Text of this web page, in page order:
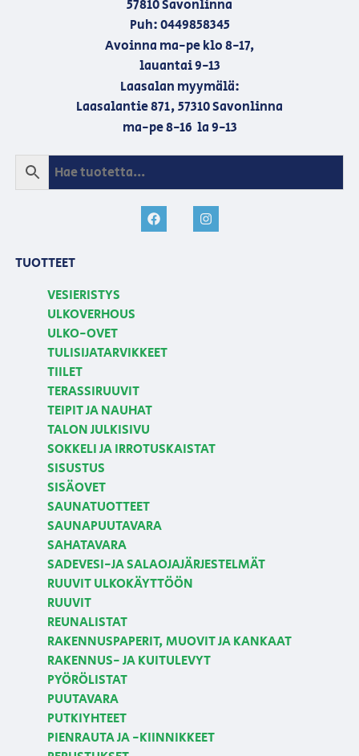
57810 Savonlinna
Puh: 0449858345
Avoinna ma-pe klo 8-17,
lauantai 9-13
Laasalan myymälä:
Laasalantie 871, 57310 Savonlinna
ma-pe 8-16 la 9-13
TUOTTEET
VESIERISTYS
ULKOVERHOUS
ULKO-OVET
TULISIJATARVIKKEET
TIILET
TERASSIRUUVIT
TEIPIT JA NAUHAT
TALON JULKISIVU
SOKKELI JA IRROTUSKAISTAT
SISUSTUS
SISÄOVET
SAUNATUOTTEET
SAUNAPUUTAVARA
SAHATAVARA
SADEVESI-JA SALAOJAJÄRJESTELMÄT
RUUVIT ULKOKÄYTTÖÖN
RUUVIT
REUNALISTAT
RAKENNUSPAPERIT, MUOVIT JA KANKAAT
RAKENNUS- JA KUITULEVYT
PYÖRÖLISTAT
PUUTAVARA
PUTKIYHTEET
PIENRAUTA JA -KIINNIKKEET